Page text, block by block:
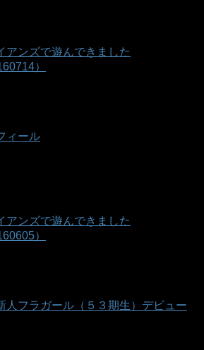
アンズで遊んできました
）
ィール
アンズで遊んできました
）
人フラガール（５３期生）デビュー